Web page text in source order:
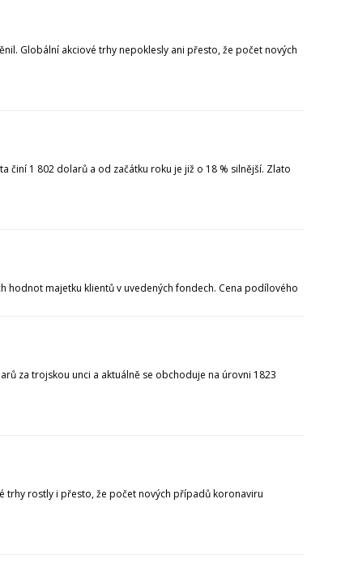
Globální akciové trhy nepoklesly ani přesto, že počet nových
činí 1 802 dolarů a od začátku roku je již o 18 % silnější. Zlato
hodnot majetku klientů v uvedených fondech. Cena podílového
za trojskou unci a aktuálně se obchoduje na úrovni 1823
trhy rostly i přesto, že počet nových případů koronaviru